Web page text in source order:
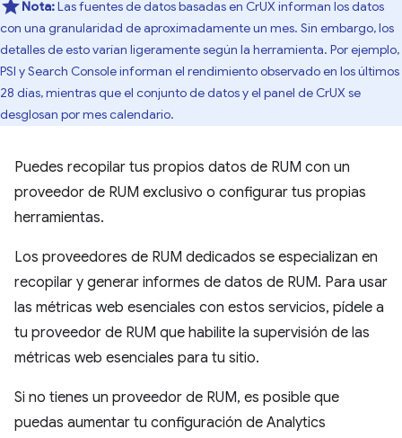
Nota:Las fuentes de datos basadas en CrUX informan los datos
con una granularidad de aproximadamente un mes. Sin embargo, los
detalles de esto varían ligeramente según la herramienta. Por ejemplo,
PSI y Search Console informan el rendimiento observado en los últimos
28 días, mientras que el conjunto de datos y el panel de CrUX se
desglosan por mes calendario.
Puedes recopilar tus propios datos de RUM con un
proveedor de RUM exclusivo o configurar tus propias
herramientas.
Los proveedores de RUM dedicados se especializan en
recopilar y generar informes de datos de RUM. Para usar
las métricas web esenciales con estos servicios, pídele a
tu proveedor de RUM que habilite la supervisión de las
métricas web esenciales para tu sitio.
Si no tienes un proveedor de RUM, es posible que
puedas aumentar tu configuración de Analytics